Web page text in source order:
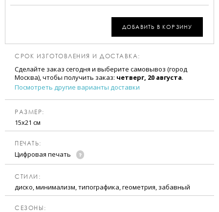
ДОБАВИТЬ В КОРЗИНУ
СРОК ИЗГОТОВЛЕНИЯ И ДОСТАВКА:
Сделайте заказ сегодня и выберите самовывоз (город
Москва), чтобы получить заказ: четверг, 20 августа.
Посмотреть другие варианты доставки
РАЗМЕР:
15х21 см
ПЕЧАТЬ:
Цифровая печать
CТИЛИ:
диско, минимализм, типографика, геометрия, забавный
CЕЗОНЫ: